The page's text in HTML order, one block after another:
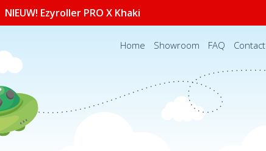
NIEUW! Ezyroller PRO X Khaki
Home Showroom FAQ Contact